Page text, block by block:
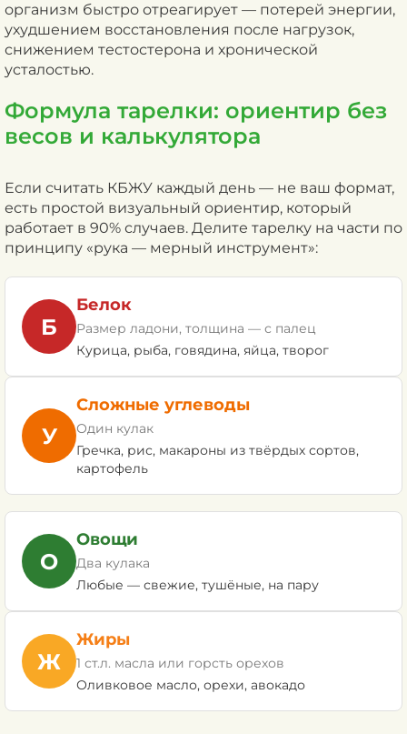
организм быстро отреагирует — потерей энергии,
ухудшением восстановления после нагрузок,
снижением тестостерона и хронической
усталостью.
Формула тарелки: ориентир без
весов и калькулятора
Если считать КБЖУ каждый день — не ваш формат,
есть простой визуальный ориентир, который
работает в 90% случаев. Делите тарелку на части по
принципу «рука — мерный инструмент»:
Б
Белок
Размер ладони, толщина — с палец
Курица, рыба, говядина, яйца, творог
У
Сложные углеводы
Один кулак
Гречка, рис, макароны из твёрдых сортов,
картофель
О
Овощи
Два кулака
Любые — свежие, тушёные, на пару
Ж
Жиры
1 ст.л. масла или горсть орехов
Оливковое масло, орехи, авокадо